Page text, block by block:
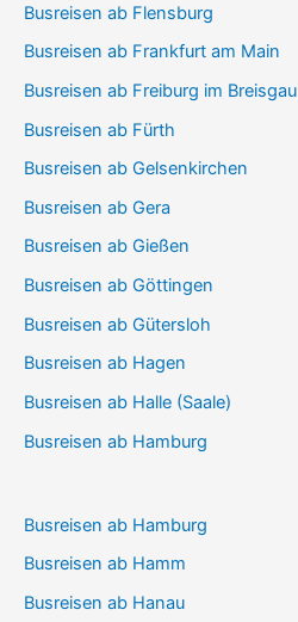
Busreisen ab Flensburg
Busreisen ab Frankfurt am Main
Busreisen ab Freiburg im Breisgau
Busreisen ab Fürth
Busreisen ab Gelsenkirchen
Busreisen ab Gera
Busreisen ab Gießen
Busreisen ab Göttingen
Busreisen ab Gütersloh
Busreisen ab Hagen
Busreisen ab Halle (Saale)
Busreisen ab Hamburg
Busreisen ab Hamburg
Busreisen ab Hamm
Busreisen ab Hanau